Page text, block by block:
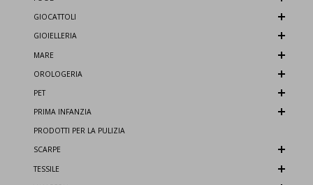
GIOCATTOLI
GIOIELLERIA
MARE
OROLOGERIA
PET
PRIMA INFANZIA
PRODOTTI PER LA PULIZIA
SCARPE
TESSILE